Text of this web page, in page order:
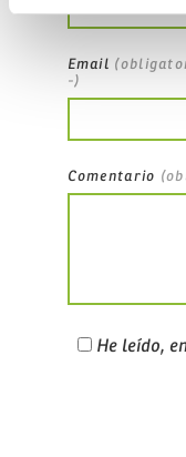
Email
-)
Comentario
He leído,